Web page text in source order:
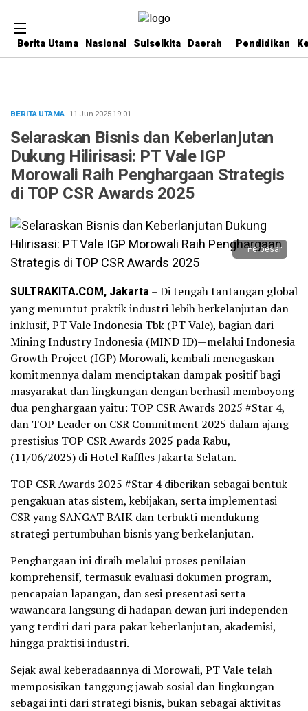
Berita Utama Nasional Sulselkita Daerah Pendidikan
BERITA UTAMA· 11 Jun 202519:01
Selaraskan Bisnis dan Keberlanjutan
Dukung Hilirisasi: PT Vale IGP
Morowali Raih Penghargaan Strategis
di TOP CSR Awards 2025
Perbesar
SULTRAKITA.COM, Jakarta– Di tengah tantangan global
yang menuntut praktik industri lebih berkelanjutan dan
inklusif, PT Vale Indonesia Tbk (PT Vale), bagian dari
Mining Industry Indonesia (MIND ID)—melalui Indonesia
Growth Project (IGP) Morowali, kembali menegaskan
komitmennya dalam menciptakan dampak positif bagi
masyarakat dan lingkungan dengan berhasil memboyong
dua penghargaan yaitu: TOP CSR Awards 2025 #Star 4,
dan TOP Leader on CSR Commitment 2025 dalam ajang
prestisius TOP CSR Awards 2025 pada Rabu,
(11/06/2025) di Hotel Raffles Jakarta Selatan.
TOP CSR Awards 2025 #Star 4 diberikan sebagai bentuk
pengakuan atas sistem, kebijakan, serta implementasi
CSR yang SANGAT BAIK dan terbukti mendukung
strategi pertumbuhan bisnis yang berkelanjutan.
Penghargaan ini diraih melalui proses penilaian
komprehensif, termasuk evaluasi dokumen program,
pencapaian lapangan, dan sesi presentasi serta
wawancara langsung di hadapan dewan juri independen
yang terdiri dari para pakar keberlanjutan, akademisi,
hingga praktisi industri.
Sejak awal keberadaannya di Morowali, PT Vale telah
memposisikan tanggung jawab sosial dan lingkungan
sebagai inti dari strategi bisnis, bukan sebagai aktivitas